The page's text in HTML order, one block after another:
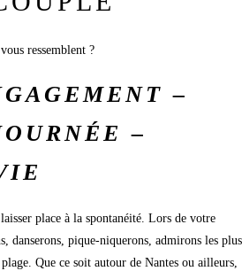
ressemblent ?
–
–
place à la spontanéité. Lors de votre
danserons, pique-niquerons, admirons les plus
Que ce soit autour de Nantes ou ailleurs,